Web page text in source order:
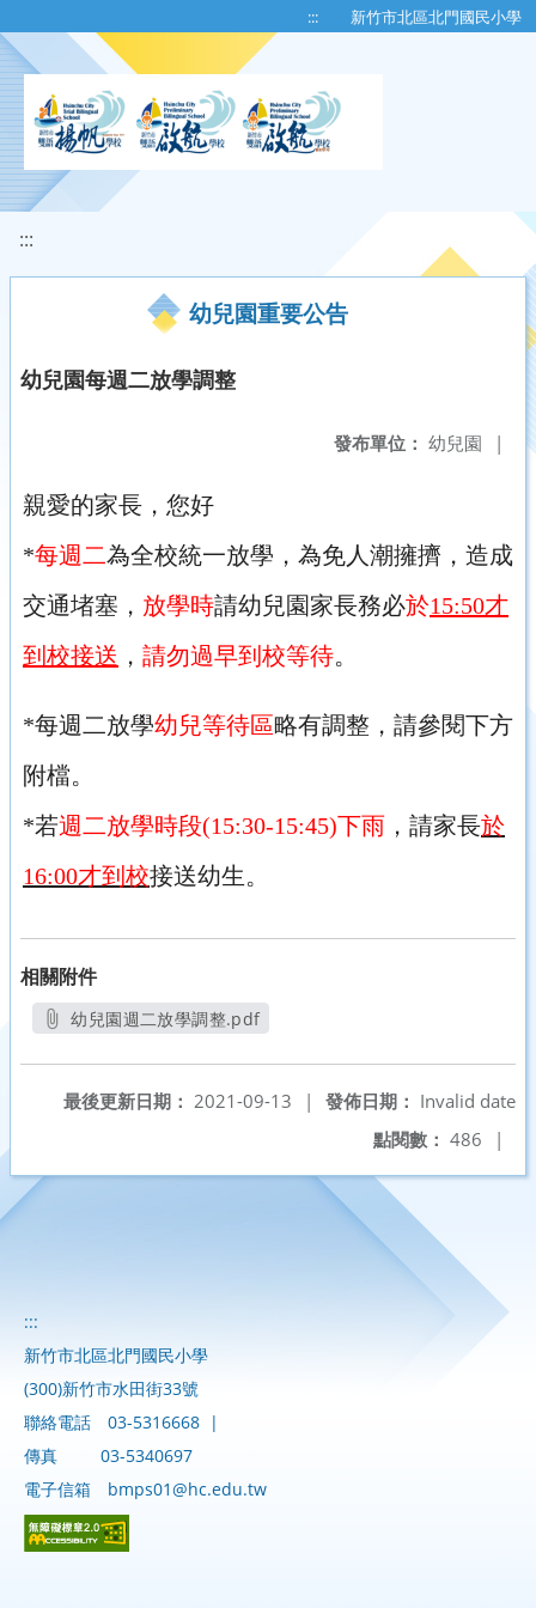
::: 新竹市北區北門國民小學
:::
幼兒園重要公告
幼兒園每週二放學調整
發布單位： 幼兒園 |
親愛的家長，您好
*每週二為全校統一放學，為免人潮擁擠，造成
交通堵塞， 放學時請幼兒園家長務必於15:50才
到校接送 ， 請勿過早到校等待。
*每週二放學幼兒等待區略有調整，請參閱下方
附檔。
*若週二放學時段(15:30-15:45)下雨 ，請家長於
16:00才到校接送幼生。
相關附件
幼兒園週二放學調整.pdf
發佈日期： Invalid date
最後更新日期： 2021-09-13
|
點閱數： 486 |
:::
新竹市北區北門國民小學
(300)新竹市水田街33號
聯絡電話
03-5316668 |
傳真
03-5340697
電子信箱
bmps01@hc.edu.tw